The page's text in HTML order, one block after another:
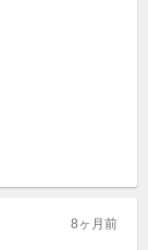
8ヶ月前